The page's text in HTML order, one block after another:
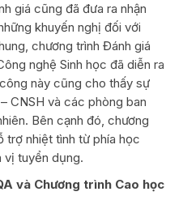
giá cũng đã đưa ra nhận
khuyến nghị đối với
chương trình Đánh giá
nghệ Sinh học đã diễn ra
này cũng cho thấy sự
CNSH và các phòng ban
Bên cạnh đó, chương
trợ nhiệt tình từ phía học
vị tuyển dụng.
và Chương trình Cao học